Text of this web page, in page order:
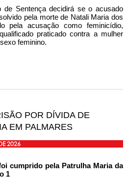
de Sentença decidirá se o acusado
pela morte de Natali Maria dos
pela acusação como feminicídio,
praticado contra a mulher
feminino.
POR DÍVIDA DE
EM PALMARES
2026
cumprido pela Patrulha Maria da
1